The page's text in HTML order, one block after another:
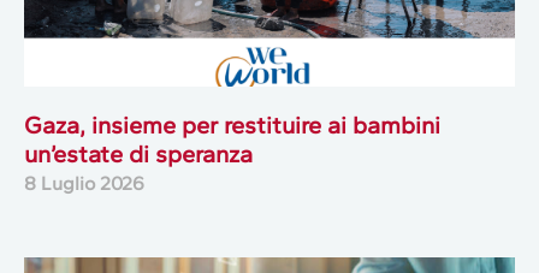
Gaza, insieme per restituire ai bambini
un’estate di speranza
8 Luglio 2026